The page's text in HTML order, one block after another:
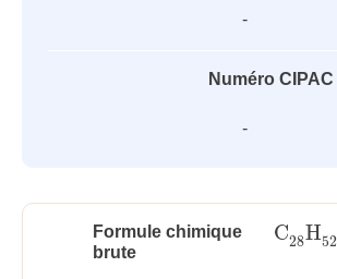
-
Numéro CIPAC
-
Formule chimique
brute
C28H52
C28H52